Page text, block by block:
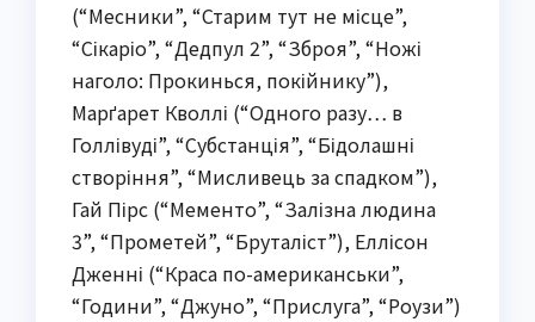
(“Месники”, “Старим тут не місце”,
“Сікаріо”, “Дедпул 2”, “Зброя”, “Ножі
наголо: Прокинься, покійнику”),
Марґарет Кволлі (“Одного разу… в
Голлівуді”, “Субстанція”, “Бідолашні
створіння”, “Мисливець за спадком”),
Гай Пірс (“Мементо”, “Залізна людина
3”, “Прометей”, “Бруталіст”), Еллісон
Дженні (“Краса по-американськи”,
“Години”, “Джуно”, “Прислуга”, “Роузи”)